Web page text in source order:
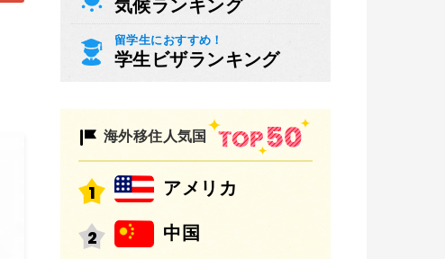
気候ランキング
留学生におすすめ！
学生ビザランキング
海外移住人気国
アメリカ
中国